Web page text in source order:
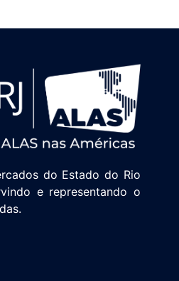
do Estado do Rio
e representando o